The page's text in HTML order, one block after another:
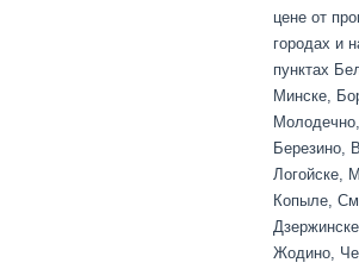
цене от
городах и
пунктах
Минске,
Березино,
Логойске,
Копыле,
Жодино,